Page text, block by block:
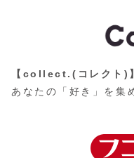
【collect.(コレクト)
あなたの「好き」を集